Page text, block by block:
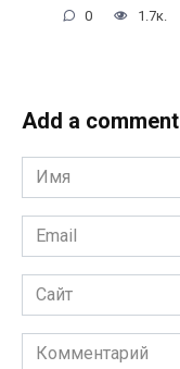
0 1.7к.
Add a comment
Имя
*
Email
*
Сайт
Комментарий